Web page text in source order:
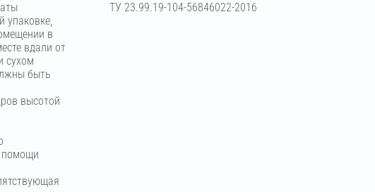
упаковке,
в
вдали от
сухом
быть
высотой
помощи
ТУ 23.99.19-104-56846022-2016